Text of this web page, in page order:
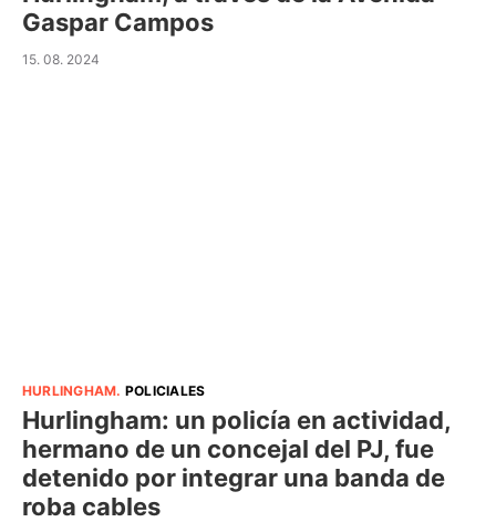
Gaspar Campos
15. 08. 2024
HURLINGHAM. POLICIALES
Hurlingham: un policía en actividad,
hermano de un concejal del PJ, fue
detenido por integrar una banda de
roba cables